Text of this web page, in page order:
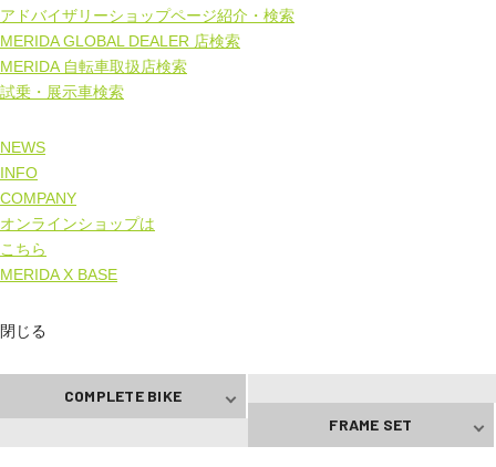
アドバイザリーショップページ紹介・検索
MERIDA GLOBAL DEALER 店検索
MERIDA 自転車取扱店検索
試乗・展示車検索
NEWS
INFO
COMPANY
オンラインショップは
こちら
MERIDA X BASE
閉じる
COMPLETE BIKE
FRAME SET